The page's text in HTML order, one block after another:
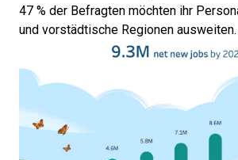
47 % der Befragten möchten ihr
und vorstädtische Regionen ausweiten.